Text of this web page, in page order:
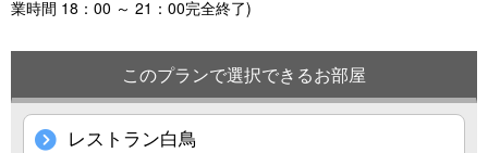
業時間 18：00 ～ 21：00完全終了)
このプランで選択できるお部屋
レストラン白鳥